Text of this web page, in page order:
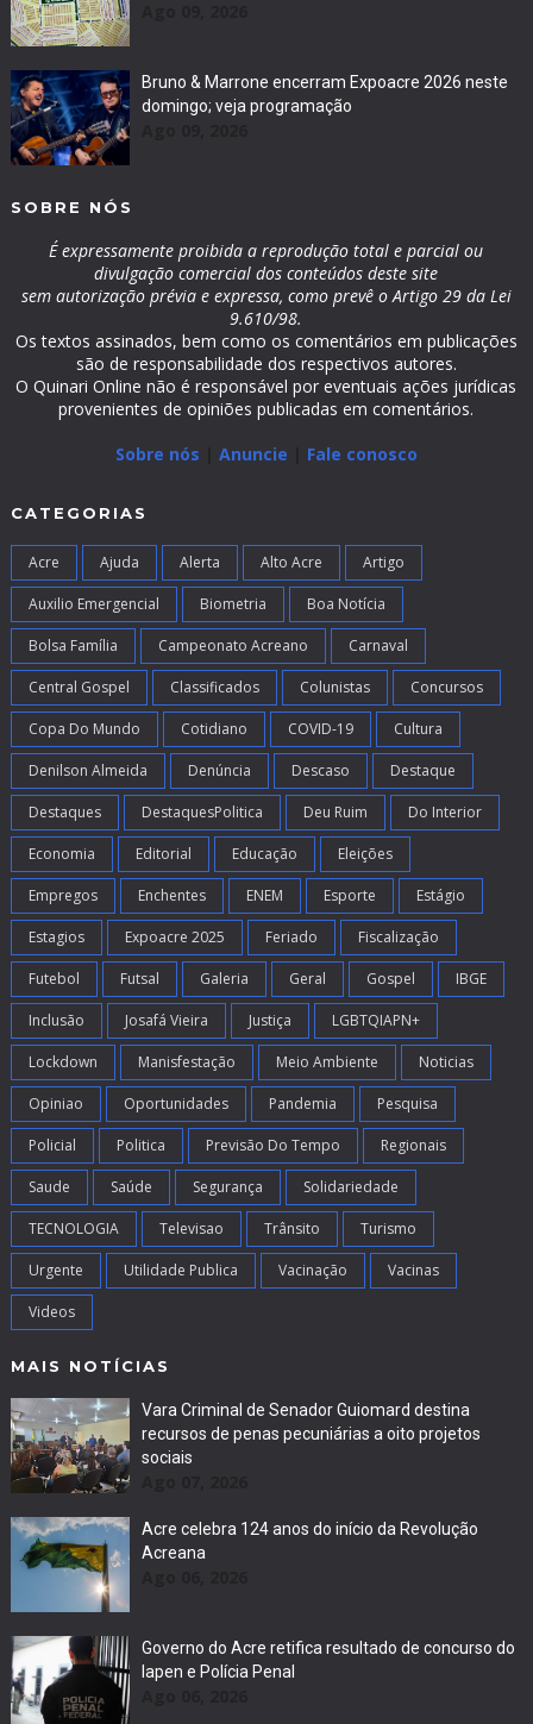
Bruno & Marrone encerram Expoacre 2026 neste
domingo; veja programação
SOBRE NÓS
É expressamente proibida a reprodução total e parcial ou
divulgação comercial dos conteúdos deste site
sem autorização prévia e expressa, como prevê o Artigo 29 da Lei
9.610/98.
Os textos assinados, bem como os comentários em publicações
são de responsabilidade dos respectivos autores.
O Quinari Online não é responsável por eventuais ações jurídicas
provenientes de opiniões publicadas em comentários.
Sobre nós
Anuncie Fale conosco
CATEGORIAS
Acre Ajuda Alerta Alto Acre Artigo
Auxilio Emergencial Biometria Boa Notícia
Bolsa Família Campeonato Acreano Carnaval
Central Gospel Classificados Colunistas Concursos
Copa Do Mundo Cotidiano COVID-19 Cultura
Denilson Almeida Denúncia Descaso Destaque
Destaques DestaquesPolitica Deu Ruim Do Interior
Economia Editorial Educação Eleições
Empregos Enchentes ENEM Esporte Estágio
Estagios Expoacre 2025 Feriado Fiscalização
Futebol Futsal Galeria Geral Gospel IBGE
Inclusão Josafá Vieira Justiça LGBTQIAPN+
Lockdown Manisfestação Meio Ambiente Noticias
Opiniao Oportunidades Pandemia Pesquisa
Policial Politica Previsão Do Tempo Regionais
Saude Saúde Segurança Solidariedade
TECNOLOGIA Televisao Trânsito Turismo
Urgente Utilidade Publica Vacinação Vacinas
Videos
MAIS NOTÍCIAS
Vara Criminal de Senador Guiomard destina
recursos de penas pecuniárias a oito projetos
sociais
Acre celebra 124 anos do início da Revolução
Acreana
Governo do Acre retifica resultado de concurso do
Iapen e Polícia Penal